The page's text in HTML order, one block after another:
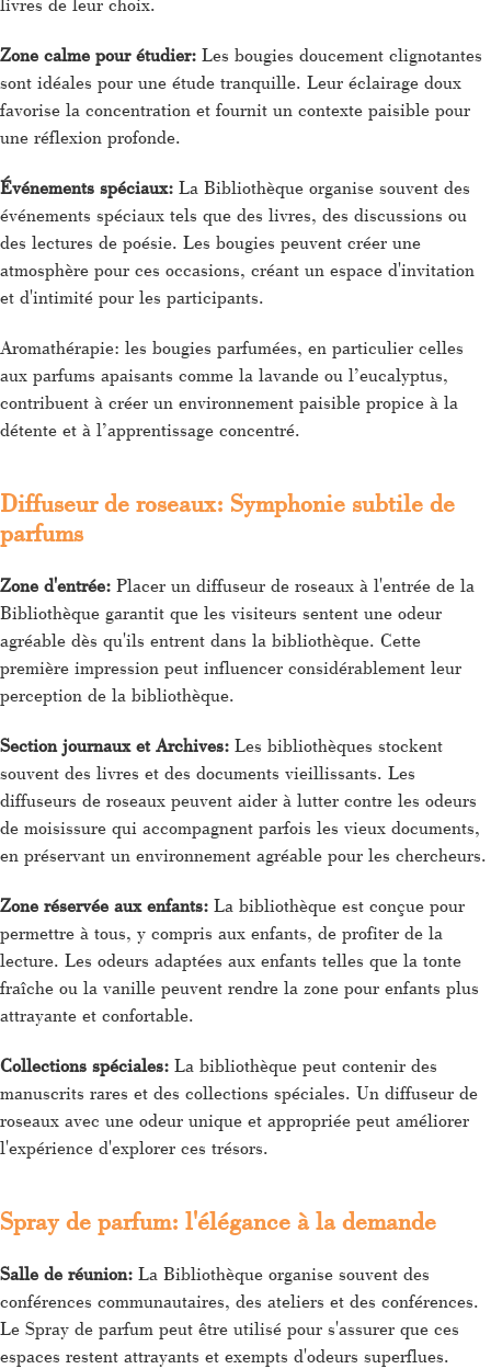
Zone calme pour étudier: Les bougies doucement clignotantes
sont idéales pour une étude tranquille. Leur éclairage doux
favorise la concentration et fournit un contexte paisible pour
une réflexion profonde.
Événements spéciaux: La Bibliothèque organise souvent des
événements spéciaux tels que des livres, des discussions ou
des lectures de poésie. Les bougies peuvent créer une
atmosphère pour ces occasions, créant un espace d'invitation
et d'intimité pour les participants.
Aromathérapie: les bougies parfumées, en particulier celles
aux parfums apaisants comme la lavande ou l’eucalyptus,
contribuent à créer un environnement paisible propice à la
détente et à l’apprentissage concentré.
Diffuseur de roseaux: Symphonie subtile de
parfums
Zone d'entrée: Placer un diffuseur de roseaux à l'entrée de la
Bibliothèque garantit que les visiteurs sentent une odeur
agréable dès qu'ils entrent dans la bibliothèque. Cette
première impression peut influencer considérablement leur
perception de la bibliothèque.
Section journaux et Archives: Les bibliothèques stockent
souvent des livres et des documents vieillissants. Les
diffuseurs de roseaux peuvent aider à lutter contre les odeurs
de moisissure qui accompagnent parfois les vieux documents,
en préservant un environnement agréable pour les chercheurs.
Zone réservée aux enfants: La bibliothèque est conçue pour
permettre à tous, y compris aux enfants, de profiter de la
lecture. Les odeurs adaptées aux enfants telles que la tonte
fraîche ou la vanille peuvent rendre la zone pour enfants plus
attrayante et confortable.
Collections spéciales: La bibliothèque peut contenir des
manuscrits rares et des collections spéciales. Un diffuseur de
roseaux avec une odeur unique et appropriée peut améliorer
l'expérience d'explorer ces trésors.
Spray de parfum: l'élégance à la demande
Salle de réunion: La Bibliothèque organise souvent des
conférences communautaires, des ateliers et des conférences.
Le Spray de parfum peut être utilisé pour s'assurer que ces
espaces restent attrayants et exempts d'odeurs superflues.